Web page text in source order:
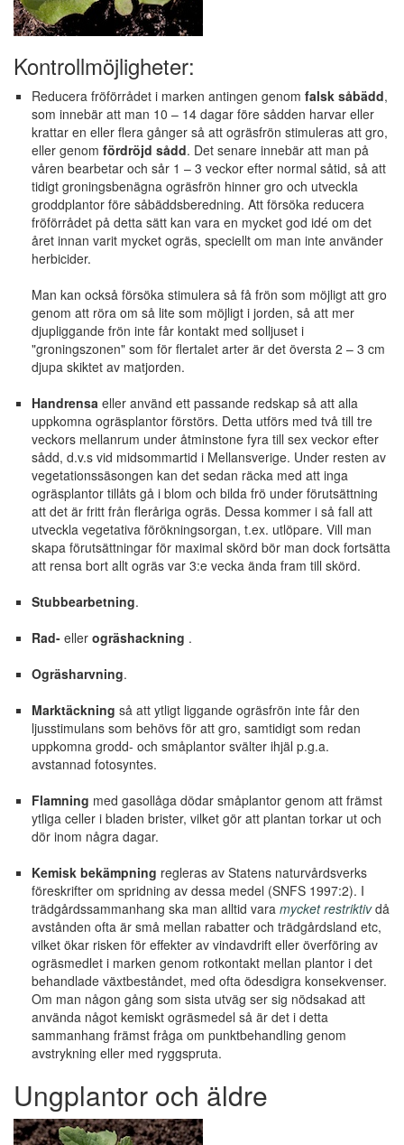
Kontrollmöjligheter:
Reducera fröförrådet i marken antingen genom falsk såbädd,
som innebär att man 10 – 14 dagar före sådden harvar eller
krattar en eller flera gånger så att ogräsfrön stimuleras att gro,
eller genom fördröjd sådd. Det senare innebär att man på
våren bearbetar och sår 1 – 3 veckor efter normal såtid, så att
tidigt groningsbenägna ogräsfrön hinner gro och utveckla
groddplantor före såbäddsberedning. Att försöka reducera
fröförrådet på detta sätt kan vara en mycket god idé om det
året innan varit mycket ogräs, speciellt om man inte använder
herbicider.
Man kan också försöka stimulera så få frön som möjligt att gro
genom att röra om så lite som möjligt i jorden, så att mer
djupliggande frön inte får kontakt med solljuset i
"groningszonen" som för flertalet arter är det översta 2 – 3 cm
djupa skiktet av matjorden.
Handrensa eller använd ett passande redskap så att alla
uppkomna ogräsplantor förstörs. Detta utförs med två till tre
veckors mellanrum under åtminstone fyra till sex veckor efter
sådd, d.v.s vid midsommartid i Mellansverige. Under resten av
vegetationssäsongen kan det sedan räcka med att inga
ogräsplantor tillåts gå i blom och bilda frö under förutsättning
att det är fritt från fleråriga ogräs. Dessa kommer i så fall att
utveckla vegetativa förökningsorgan, t.ex. utlöpare. Vill man
skapa förutsättningar för maximal skörd bör man dock fortsätta
att rensa bort allt ogräs var 3:e vecka ända fram till skörd.
Stubbearbetning.
Rad- eller ogräshackning .
Ogräsharvning.
Marktäckning så att ytligt liggande ogräsfrön inte får den
ljusstimulans som behövs för att gro, samtidigt som redan
uppkomna grodd- och småplantor svälter ihjäl p.g.a.
avstannad fotosyntes.
Flamning med gasollåga dödar småplantor genom att främst
ytliga celler i bladen brister, vilket gör att plantan torkar ut och
dör inom några dagar.
Kemisk bekämpning regleras av Statens naturvårdsverks
föreskrifter om spridning av dessa medel (SNFS 1997:2). I
trädgårdssammanhang ska man alltid vara mycket restriktivdå
avstånden ofta är små mellan rabatter och trädgårdsland etc,
vilket ökar risken för effekter av vindavdrift eller överföring av
ogräsmedlet i marken genom rotkontakt mellan plantor i det
behandlade växtbeståndet, med ofta ödesdigra konsekvenser.
Om man någon gång som sista utväg ser sig nödsakad att
använda något kemiskt ogräsmedel så är det i detta
sammanhang främst fråga om punktbehandling genom
avstrykning eller med ryggspruta.
Ungplantor och äldre